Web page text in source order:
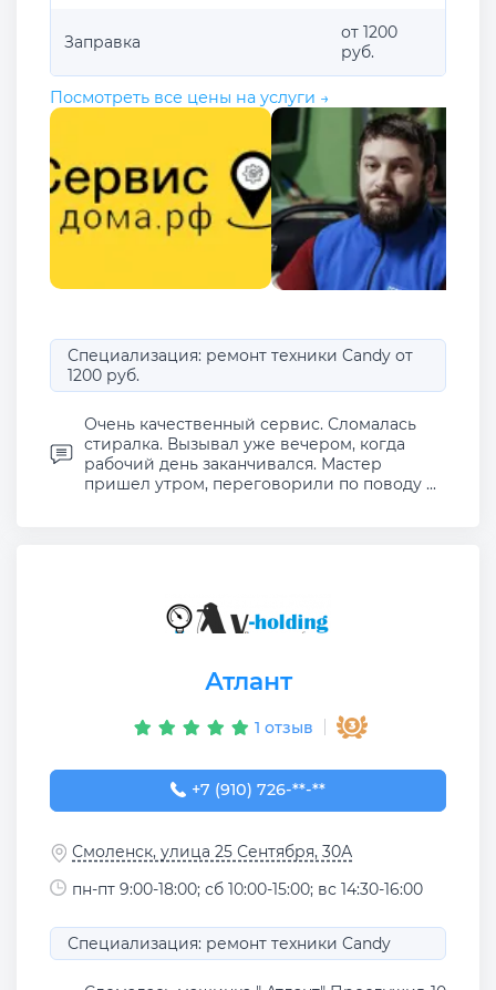
Заправка
от 1200
руб.
Посмотреть все цены на услуги →
Специализация: ремонт техники Candy от
1200 руб.
Очень качественный сервис. Сломалась
стиралка. Вызывал уже вечером, когда
рабочий день заканчивался. Мастер
пришел утром, переговорили по поводу ...
Атлант
1 отзыв
+7 (910) 726-71-10
+7 (910) 726-**-**
Смоленск, улица 25 Сентября, 30А
пн-пт 9:00-18:00; сб 10:00-15:00; вс 14:30-16:00
Специализация: ремонт техники Candy